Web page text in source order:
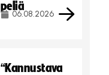
peliä
06.08.2026
“Kannustava